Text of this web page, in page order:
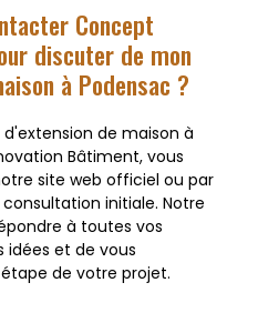
Concept
discuter de mon
à Podensac ?
de maison à
Bâtiment, vous
site web officiel ou par
initiale. Notre
à toutes vos
idées et de vous
de votre projet.